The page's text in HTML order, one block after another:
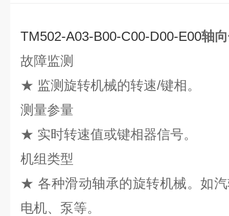
TM502-A03-B00-C00-D00-E00轴
故障监测
★ 监测旋转机械的转速/键相。
测量参量
★ 实时转速值或键相器信号。
机组类型
★ 各种滑动轴承的旋转机械。如
电机、泵等。